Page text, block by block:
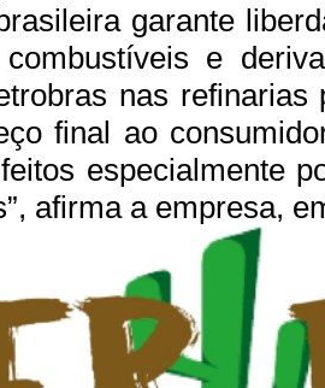
garante
e
nas refinarias
final ao
especialmente
afirma a empresa,